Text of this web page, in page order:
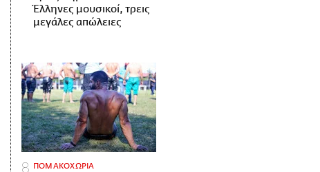
Έλληνες μουσικοί, τρεις
μεγάλες απώλειες
ΠΟΜΑΚΟΧΩΡΙΑ